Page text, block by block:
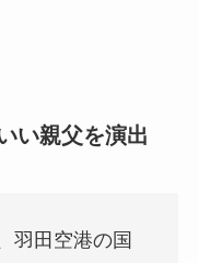
い親父を演出
羽田空港の国